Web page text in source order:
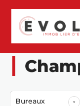
Bureaux